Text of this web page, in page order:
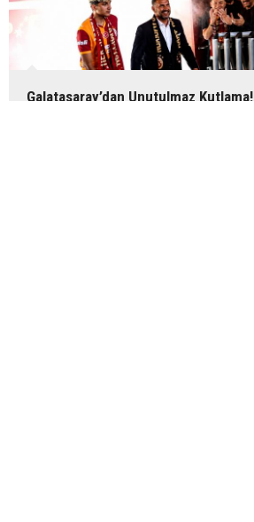
Galatasaray’dan Unutulmaz Kutlama!